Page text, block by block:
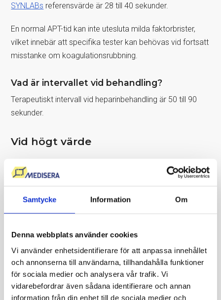
Samtycke Information Om
Denna webbplats använder cookies
Vi använder enhetsidentifierare för att anpassa innehållet
och annonserna till användarna, tillhandahålla funktioner
för sociala medier och analysera vår trafik. Vi
vidarebefordrar även sådana identifierare och annan
information från din enhet till de sociala medier och
SYNLABs referensvärde är 28 till 40 sekunder.
En normal APT-tid kan inte utesluta milda faktorbrister,
vilket innebär att specifika tester kan behövas vid fortsatt
misstanke om koagulationsrubbning.
Vad är intervallet vid behandling?
Terapeutiskt intervall vid heparinbehandling är 50 till 90
sekunder.
Vid högt värde
En förlängd APT-tid kan indikera brist eller defekt i
koagulationsfaktorer som faktor XII, XI, IX, VIII, X, V, II,
en fördröjd förmåga att koagulera och ökad
vara:
Koagulationsfaktorbrist eller defekt som Hemofili A
(faktor VIII-brist) eller hemofili B (faktor IX-brist).
Läkemedel då APT-tiden påverkas av antikoagulantia
som hämmar trombin (FIIa) och faktor Xa, samt av